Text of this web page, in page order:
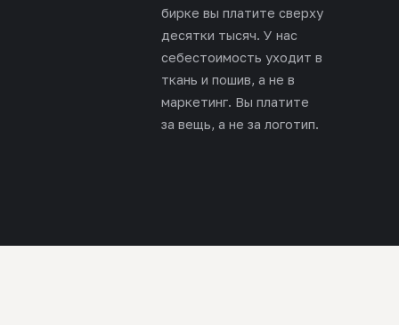
бирке вы платите сверху
десятки тысяч. У нас
себестоимость уходит в
ткань и пошив, а не в
маркетинг. Вы платите
за вещь, а не за логотип.